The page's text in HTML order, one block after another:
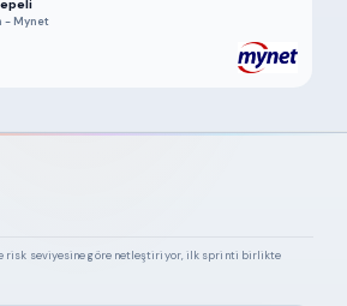
- Mynet
risk seviyesine göre netleştiriyor, ilk sprinti birlikte